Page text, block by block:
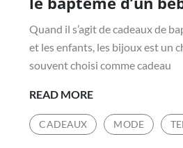
Quand il s’agit de cadeaux de
et les enfants, les bijoux est un
souvent choisi comme cadeau
READ MORETROUVEZ
CADEAU
CADEAUX MODE